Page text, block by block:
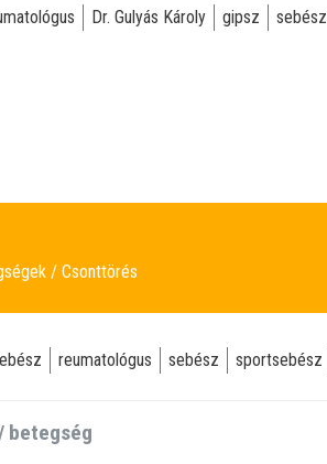
Dr. Gulyás Károly gipsz sebész
Csonttörés
reumatológus sebész sportsebész